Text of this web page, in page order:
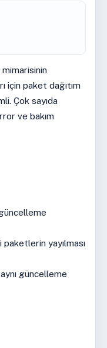
için paket dağıtım
Çok sayıda
ve bakım
yayılması
güncelleme